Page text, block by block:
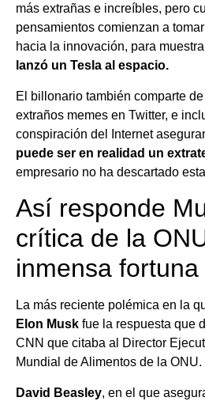
más extrañas e increíbles, pero
pensamientos comienzan a
hacia la innovación, para
lanzó un Tesla al espacio.
El billonario también comparte
extraños memes en Twitter, e
conspiración del Internet
puede ser en realidad un
empresario no ha descartado
Así responde
crítica de la
inmensa fortuna
La más reciente polémica en la
Elon Musk fue la respuesta que
CNN que citaba al Director
Mundial de Alimentos de la ONU.
David Beasley, en el que